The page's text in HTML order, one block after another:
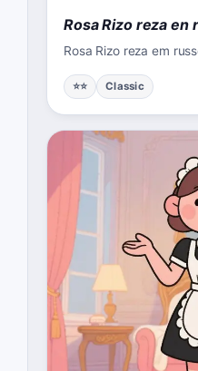
Rosa Rizo reza en
Rosa Rizo reza em
⭐⭐ Classic